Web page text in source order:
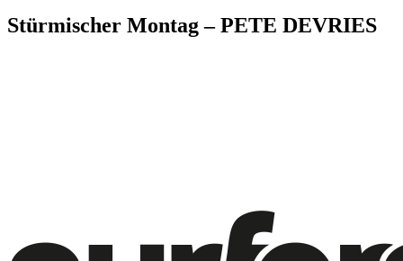
Stürmischer Montag – PETE DEVRIES